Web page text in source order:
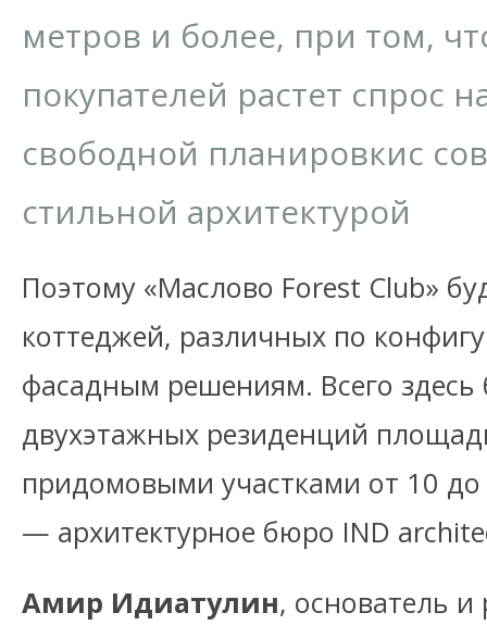
метров и более, при том,
покупателей растет спрос
свободной планировкис
стильной архитектурой
Поэтому «Маслово Forest Club»
коттеджей, различных по
фасадным решениям. Всего здесь
двухэтажных резиденций
придомовыми участками от 10 до
— архитектурное бюро IND
Амир Идиатулин, основатель